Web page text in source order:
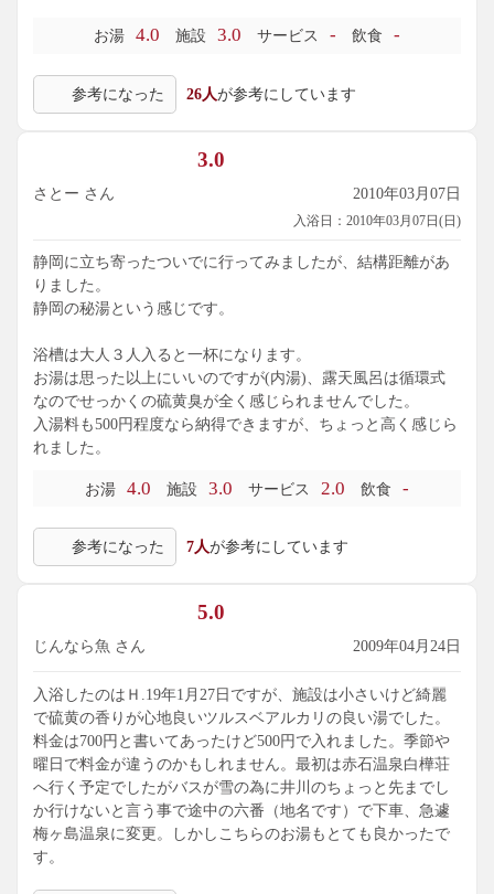
続いて、外の露天風呂へ。４人サイズの岩風呂で、湯温は3
表示でしたが、この日は循環湯の投入がなく、内湯からオー
バーフローしてくる湯のみでした。囲まれているため、残念
が、温泉の方は運よく貸切状態で楽しめました。
mg、炭酸ｲｵﾝ44.0mg、水酸化物ｲｵﾝ0.7mg、塩化物ｲｵﾝ4.9mg、
硫化水素ｲｵﾝ12.5mg、ﾁｵ硫酸ｲｵﾝ11.4mg、硫酸ｲｵﾝ15.2mg、ﾒﾀﾎ
ｳ酸ｲｵﾝ3.6mg、ﾒﾀｹｲ酸58.1mg、成分総計0.248g
お湯 4.0 施設 3.0 サービス - 飲食 -
参考になった 26人が参考にしています
3.0
さとー さん 2010年03月07日
入浴日：2010年03月07日(日)
静岡に立ち寄ったついでに行ってみましたが、結構距離があ
りました。
静岡の秘湯という感じです。
浴槽は大人３人入ると一杯になります。
お湯は思った以上にいいのですが(内湯)、露天風呂は循環式
なのでせっかくの硫黄臭が全く感じられませんでした。
入湯料も500円程度なら納得できますが、ちょっと高く感じら
れました。
お湯 4.0 施設 3.0 サービス 2.0 飲食 -
参考になった 7人が参考にしています
5.0
じんなら魚 さん 2009年04月24日
入浴したのはＨ.19年1月27日ですが、施設は小さいけど綺麗
で硫黄の香りが心地良いツルスベアルカリの良い湯でした。
料金は700円と書いてあったけど500円で入れました。季節や
曜日で料金が違うのかもしれません。最初は赤石温泉白樺荘
へ行く予定でしたがバスが雪の為に井川のちょっと先までし
か行けないと言う事で途中の六番（地名です）で下車、急遽
梅ヶ島温泉に変更。しかしこちらのお湯もとても良かったで
す。